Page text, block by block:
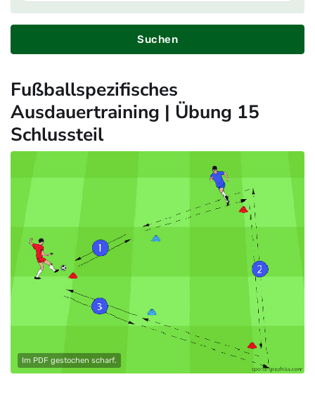
Suchen
Fußballspezifisches
Ausdauertraining | Übung 15
Schlussteil
Im PDF gestochen scharf.